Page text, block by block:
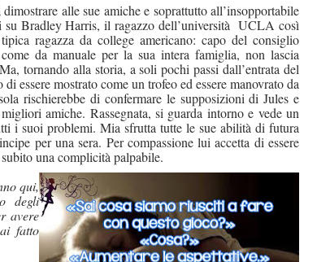
alle sue amiche e soprattutto all’insopportabile
Bradley Harris, il ragazzo dell’università UCLA così
ragazza da college americano: capo del consiglio
da manuale per la sua intera famiglia, non lascia
Ma, tornando alla storia, a soli pochi passi dall’entrata del
essere mostrato come un trofeo ed essere manovrato da
rischierebbe di confermare le supposizioni di Jules e
amiche. Rassegnata, si guarda intorno e vede un
i suoi problemi. Mia sfrutta tutte le sue abilità di futura
per una sera. Per compassione lui accetta di essere
una complicità palpabile.
qui,
degli
avere
fatto